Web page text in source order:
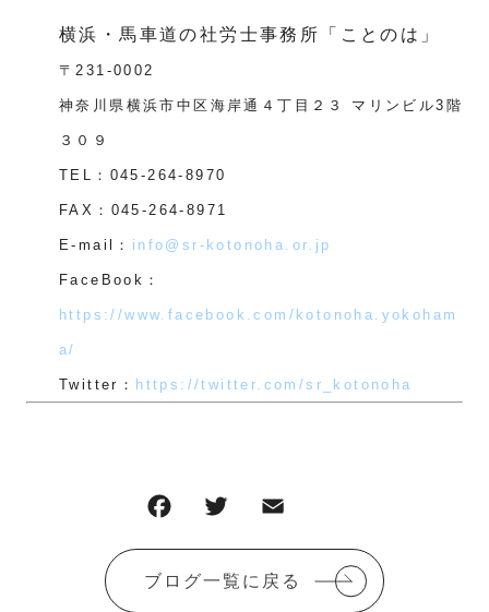
横浜・馬車道の社労士事務所「ことのは」
〒231-0002
神奈川県横浜市中区海岸通４丁目２３ マリンビル3階
３０９
TEL：045-264-8970
FAX：045-264-8971
E-mail： info@sr-kotonoha.or.jp
FaceBook：
https://www.facebook.com/kotonoha.yokoham
a/
Twitter： https://twitter.com/sr_kotonoha
F
a
c
T
w
it
m
ai
有
ブログ一覧に戻る